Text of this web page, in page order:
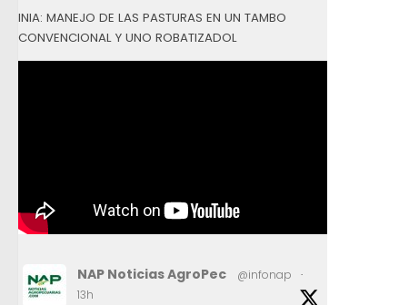
INIA: MANEJO DE LAS PASTURAS EN UN TAMBO
CONVENCIONAL Y UNO ROBATIZADOL
NAP Noticias AgroPec @infonap
·
13h